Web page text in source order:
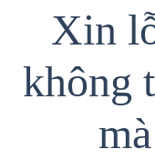
Xin
không